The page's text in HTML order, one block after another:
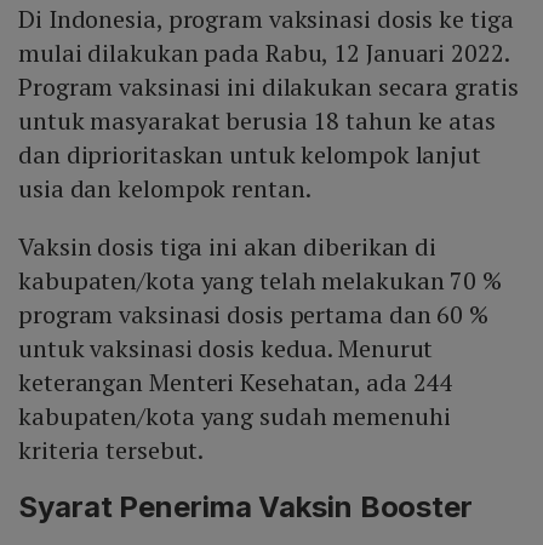
Di Indonesia, program vaksinasi dosis ke tiga
mulai dilakukan pada Rabu, 12 Januari 2022.
Program vaksinasi ini dilakukan secara gratis
untuk masyarakat berusia 18 tahun ke atas
dan diprioritaskan untuk kelompok lanjut
usia dan kelompok rentan.
Vaksin dosis tiga ini akan diberikan di
kabupaten/kota yang telah melakukan 70 %
program vaksinasi dosis pertama dan 60 %
untuk vaksinasi dosis kedua. Menurut
keterangan Menteri Kesehatan, ada 244
kabupaten/kota yang sudah memenuhi
kriteria tersebut.
Syarat Penerima Vaksin Booster